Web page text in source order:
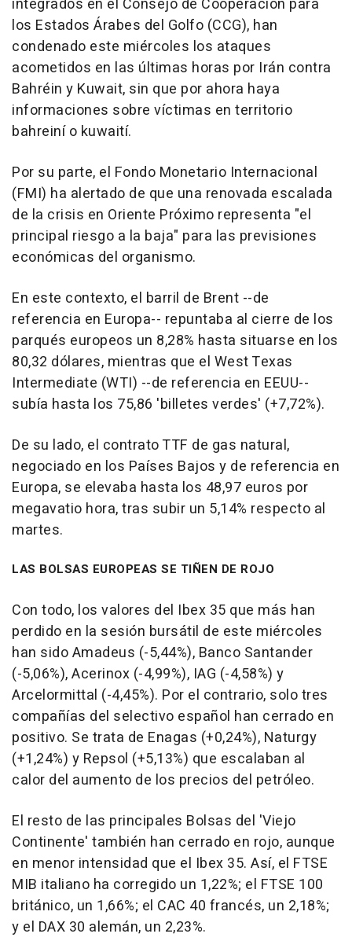
integrados en el Consejo de Cooperación para
los Estados Árabes del Golfo (CCG), han
condenado este miércoles los ataques
acometidos en las últimas horas por Irán contra
Bahréin y Kuwait, sin que por ahora haya
informaciones sobre víctimas en territorio
bahreiní o kuwaití.
Por su parte, el Fondo Monetario Internacional
(FMI) ha alertado de que una renovada escalada
de la crisis en Oriente Próximo representa "el
principal riesgo a la baja" para las previsiones
económicas del organismo.
En este contexto, el barril de Brent --de
referencia en Europa-- repuntaba al cierre de los
parqués europeos un 8,28% hasta situarse en los
80,32 dólares, mientras que el West Texas
Intermediate (WTI) --de referencia en EEUU--
subía hasta los 75,86 'billetes verdes' (+7,72%).
De su lado, el contrato TTF de gas natural,
negociado en los Países Bajos y de referencia en
Europa, se elevaba hasta los 48,97 euros por
megavatio hora, tras subir un 5,14% respecto al
martes.
LAS BOLSAS EUROPEAS SE TIÑEN DE ROJO
Con todo, los valores del Ibex 35 que más han
perdido en la sesión bursátil de este miércoles
han sido Amadeus (-5,44%), Banco Santander
(-5,06%), Acerinox (-4,99%), IAG (-4,58%) y
Arcelormittal (-4,45%). Por el contrario, solo tres
compañías del selectivo español han cerrado en
positivo. Se trata de Enagas (+0,24%), Naturgy
(+1,24%) y Repsol (+5,13%) que escalaban al
calor del aumento de los precios del petróleo.
El resto de las principales Bolsas del 'Viejo
Continente' también han cerrado en rojo, aunque
en menor intensidad que el Ibex 35. Así, el FTSE
MIB italiano ha corregido un 1,22%; el FTSE 100
británico, un 1,66%; el CAC 40 francés, un 2,18%;
y el DAX 30 alemán, un 2,23%.